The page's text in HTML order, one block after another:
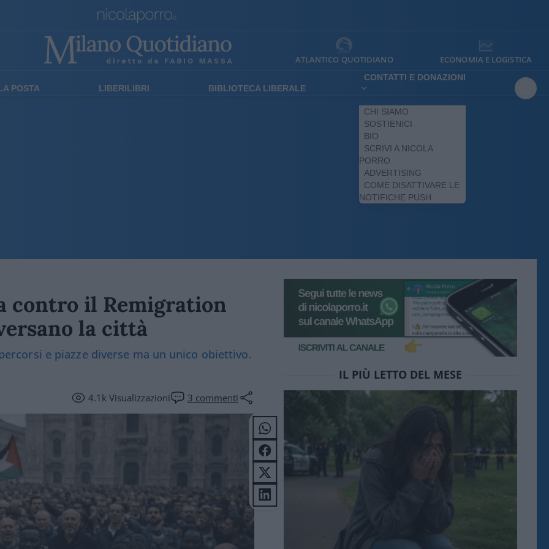
ATLANTICO QUOTIDIANO ECONOMIA E LOGISTICA
POSTA LIBERILIBRI BIBLIOTECA LIBERALE
CONTATTI E DONAZIONI
CHI SIAMO
SOSTIENICI
BIO
SCRIVI A NICOLA
PORRO
ADVERTISING
COME DISATTIVARE LE
NOTIFICHE PUSH
contro il Remigration
la città
e piazze diverse ma un unico obiettivo.
4.1kVisualizzazioni 3 commenti
IL PIÙ LETTO DEL MESE